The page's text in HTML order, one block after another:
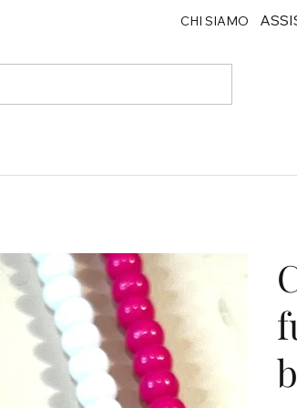
CHI SIAMO